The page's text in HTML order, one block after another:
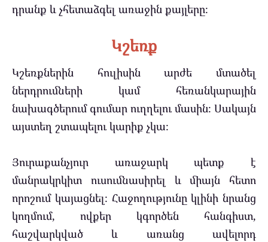
դրանք և չհետաձգել առաջին քայլերը։
Կշեռք
Կշեռքներին հուլիսին արժե մտածել
ներդրումների կամ հեռանկարային
նախագծերում գումար ուղղելու մասին։ Սակայն
այստեղ շտապելու կարիք չկա։
Յուրաքանչյուր առաջարկ պետք է
մանրակրկիտ ուսումնասիրել և միայն հետո
որոշում կայացնել։ Հաջողությունը կլինի նրանց
կողմում, ովքեր կգործեն հանգիստ,
հաշվարկված և առանց ավելորդ